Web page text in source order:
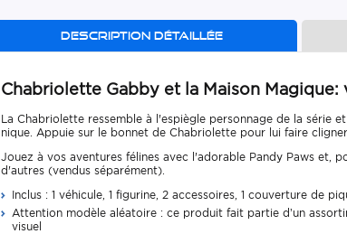
Description détaillée
Chabriolette Gabby et la Maison
La Chabriolette ressemble à l'espiègle personnage de la série
nique. Appuie sur le bonnet de Chabriolette pour lui faire
Jouez à vos aventures félines avec l'adorable Pandy Paws et,
d'autres (vendus séparément).
Inclus : 1 véhicule, 1 figurine, 2 accessoires, 1 couverture de
Attention modèle aléatoire : ce produit fait partie d’un
visuel